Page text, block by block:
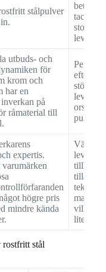
stålpulver
tack
utbuds- och
för
krom och
har en
på
råmaterial till
orsaka
pulver
expertis.
varumärken
högre pris
mindre kända
teknisk
vilket
litet
stål